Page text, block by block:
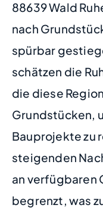
88639 Wald
nach
spürbar
schätzen die
die diese
Grundstücken,
Bauprojekte zu
steigenden
an verfügbaren
begrenzt, was